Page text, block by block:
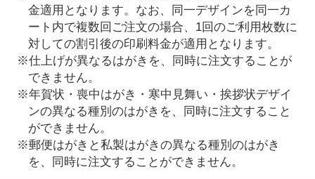
金適用となります。なお、同一デザインを同一カ
ート内で複数回ご注文の場合、1回のご利用枚数に
対しての割引後の印刷料金が適用となります。
※仕上げが異なるはがきを、同時に注文することが
できません。
※年賀状・喪中はがき・寒中見舞い・挨拶状デザイ
ンの異なる種別のはがきを、同時に注文すること
ができません。
※郵便はがきと私製はがきの異なる種別のはがき
を、同時に注文することができません。